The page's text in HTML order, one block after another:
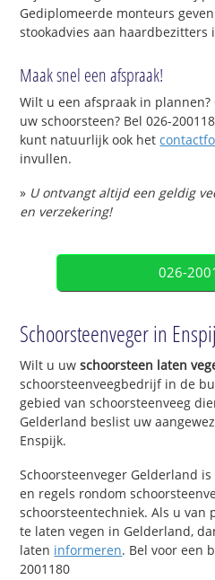
Gediplomeerde monteurs
stookadvies aan haardbezitters
Maak snel een afspraak!
Wilt u een afspraak in
uw schoorsteen? Bel 026-
kunt natuurlijk ook het
invullen.
» U ontvangt altijd een geldig
en verzekering!
026-
Schoorsteenveger in
Wilt u uwschoorsteen laten
schoorsteenveegbedrijf in de
gebied van schoorsteenveeg
Gelderland beslist uw
Enspijk.
Schoorsteenveger Gelderland
en regels rondom
schoorsteentechniek. Als u van
te laten vegen in Gelderland,
laten informeren. Bel voor een
2001180